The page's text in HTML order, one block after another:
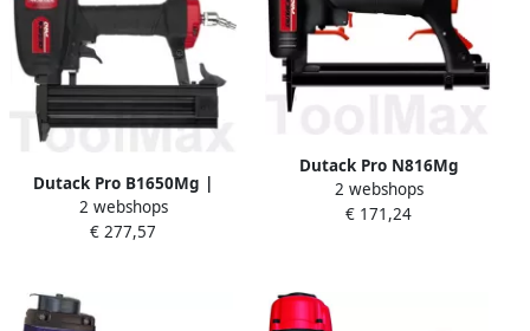
Dutack Pro B1650Mg |
1.6mm brads | 20 t m
50mm 4212016
2 webshops
€ 277,57
Dutack Pro N816Mg
Pneumatische Nietentacker
| Mtools
2 webshops
€ 171,24